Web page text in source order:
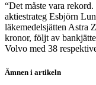
“Det måste vara
aktiestrateg Esbjörn
läkemedelsjätten Astra
kronor, följt av
Volvo med 38
Ämnen i artikeln